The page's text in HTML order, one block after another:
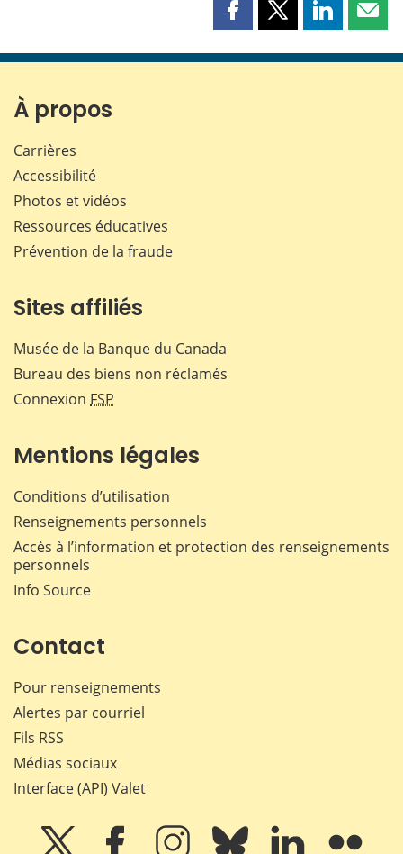
Partager
page
Partager
page
Partager
page page
À propos
Carrières
Accessibilité
Photos et vidéos
Ressources éducatives
Prévention de la fraude
Sites affiliés
Musée de la Banque du Canada
Bureau des biens non réclamés
Connexion FSP
Mentions légales
Conditions d’utilisation
Renseignements personnels
Accès à l’information et protection des renseignements
personnels
Info Source
Contact
Pour renseignements
Alertes par courriel
Fils RSS
Médias sociaux
Interface (API) Valet